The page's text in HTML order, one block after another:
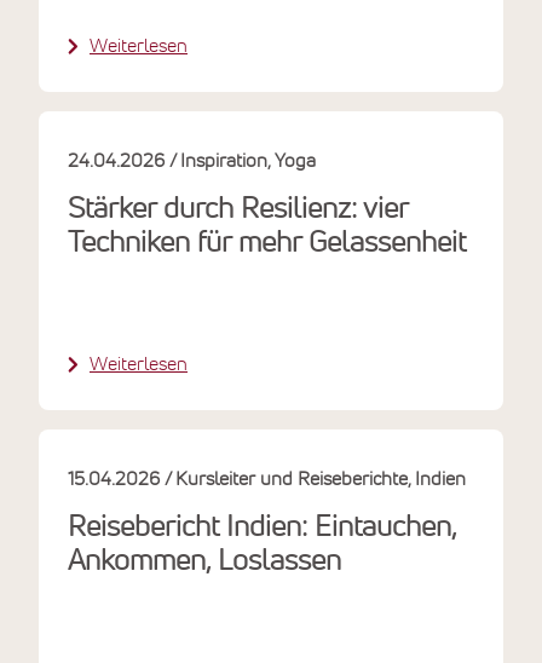
Weiterlesen
Stärker durch Resilienz: vier
Techniken für mehr Gelassenheit
24.04.2026 Inspiration Yoga
Weiterlesen
Reisebericht Indien: Eintauchen,
Ankommen, Loslassen
15.04.2026 Kursleiter und Reiseberichte Indien